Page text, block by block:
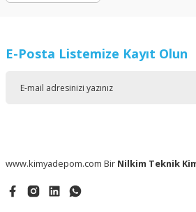
E-Posta Listemize Kayıt Olun
www.kimyadepom.com Bir Nilkim Teknik